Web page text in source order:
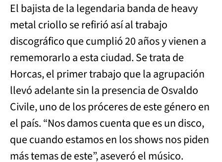
El bajista de la legendaria banda de heavy
metal criollo se refirió así al trabajo
discográfico que cumplió 20 años y vienen a
rememorarlo a esta ciudad. Se trata de
Horcas, el primer trabajo que la agrupación
llevó adelante sin la presencia de Osvaldo
Civile, uno de los próceres de este género en
el país. “Nos damos cuenta que es un disco,
que cuando estamos en los shows nos piden
más temas de este”, aseveró el músico.